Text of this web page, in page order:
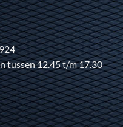
tussen 12.45 t/m 17.30